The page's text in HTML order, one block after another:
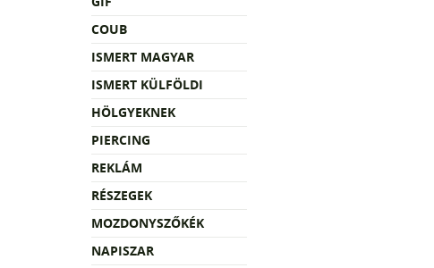
COUB
ISMERT MAGYAR
ISMERT KÜLFÖLDI
HÖLGYEKNEK
PIERCING
REKLÁM
RÉSZEGEK
MOZDONYSZŐKÉK
NAPISZAR